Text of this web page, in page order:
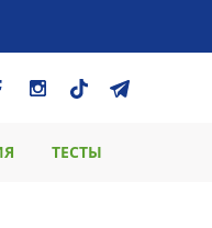
ТЕСТЫ